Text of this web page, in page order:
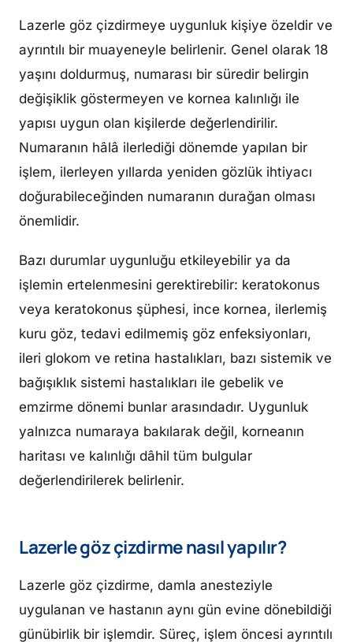
Lazerle göz çizdirmeye uygunluk kişiye özeldir ve
ayrıntılı bir muayeneyle belirlenir. Genel olarak 18
yaşını doldurmuş, numarası bir süredir belirgin
değişiklik göstermeyen ve kornea kalınlığı ile
yapısı uygun olan kişilerde değerlendirilir.
Numaranın hâlâ ilerlediği dönemde yapılan bir
işlem, ilerleyen yıllarda yeniden gözlük ihtiyacı
doğurabileceğinden numaranın durağan olması
önemlidir.
Bazı durumlar uygunluğu etkileyebilir ya da
işlemin ertelenmesini gerektirebilir: keratokonus
veya keratokonus şüphesi, ince kornea, ilerlemiş
kuru göz, tedavi edilmemiş göz enfeksiyonları,
ileri glokom ve retina hastalıkları, bazı sistemik ve
bağışıklık sistemi hastalıkları ile gebelik ve
emzirme dönemi bunlar arasındadır. Uygunluk
yalnızca numaraya bakılarak değil, korneanın
haritası ve kalınlığı dâhil tüm bulgular
değerlendirilerek belirlenir.
Lazerle göz çizdirme nasıl yapılır?
Lazerle göz çizdirme, damla anesteziyle
uygulanan ve hastanın aynı gün evine dönebildiği
günübirlik bir işlemdir. Süreç, işlem öncesi ayrıntılı